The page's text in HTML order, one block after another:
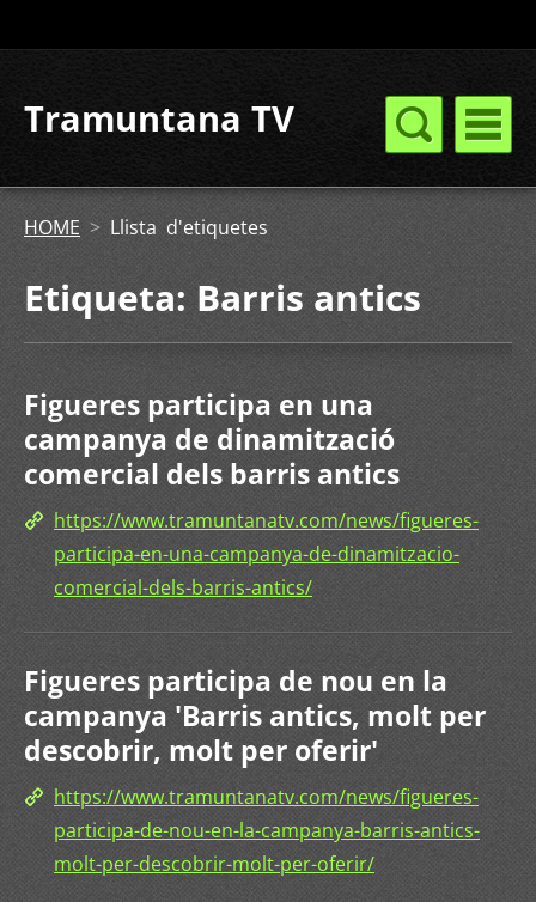
Tramuntana TV
HOME > Llista d'etiquetes
Etiqueta: Barris antics
Figueres participa en una
campanya de dinamització
comercial dels barris antics
https://www.tramuntanatv.com/news/figueres-
participa-en-una-campanya-de-dinamitzacio-
comercial-dels-barris-antics/
Figueres participa de nou en la
campanya 'Barris antics, molt per
descobrir, molt per oferir'
https://www.tramuntanatv.com/news/figueres-
participa-de-nou-en-la-campanya-barris-antics-
molt-per-descobrir-molt-per-oferir/